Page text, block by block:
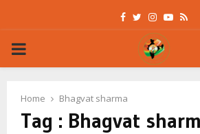
Facebook
Twitter
Instagram
Rss
PRIMARY
Home Bhagvat sharma
Tag : Bhagvat